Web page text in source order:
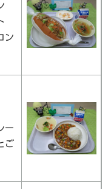
ン
ー
ご